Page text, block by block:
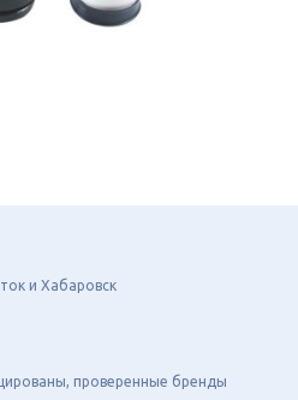
и Хабаровск
проверенные бренды